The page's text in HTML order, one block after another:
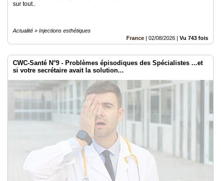
sur tout..
Actualité » Injections esthétiques
France | 02/08/2026 | Vu 743 fois
CWC-Santé N°9 - Problèmes épisodiques des Spécialistes ...et
si votre secrétaire avait la solution...